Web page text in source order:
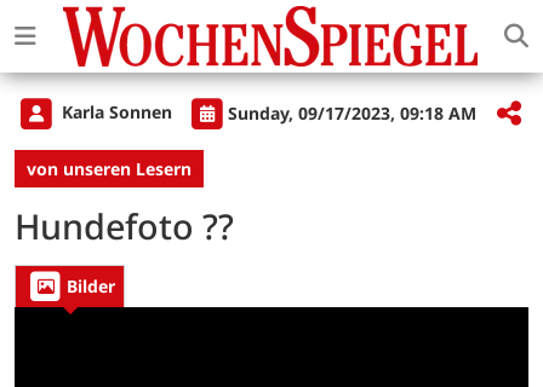
Karla Sonnen Sunday, 09/17/2023, 09:18 AM
von unseren Lesern
Hundefoto ??
Bilder